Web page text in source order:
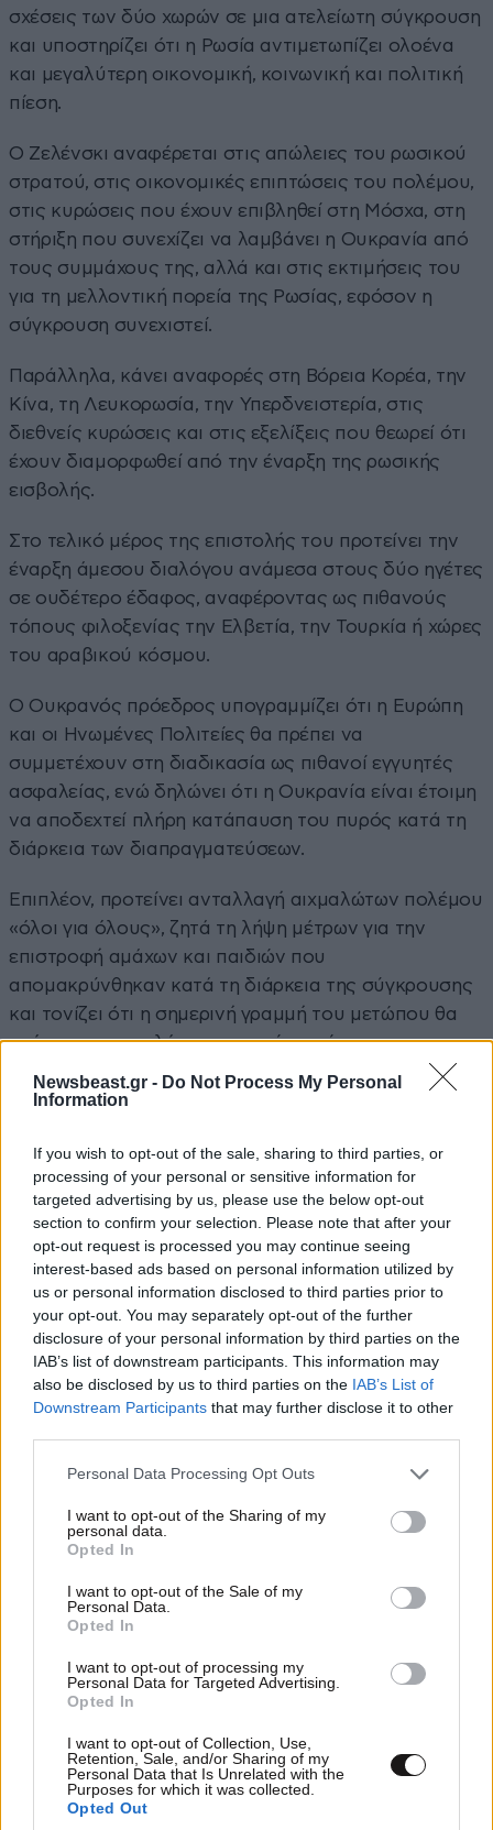
Newsbeast.gr - Do Not Process My Personal
Information
If you wish to opt-out of the sale, sharing to third parties, or
processing of your personal or sensitive information for
targeted advertising by us, please use the below opt-out
section to confirm your selection. Please note that after your
opt-out request is processed you may continue seeing
interest-based ads based on personal information utilized by
us or personal information disclosed to third parties prior to
your opt-out. You may separately opt-out of the further
disclosure of your personal information by third parties on the
IAB’s list of downstream participants. This information may
also be disclosed by us to third parties on the IAB’s List of
Downstream Participants that may further disclose it to other
Please note that this website/app uses one or more Google
not limited to your visit or usage behaviour. You may click to
grant or deny consent to Google and its third-party tags to
use your data for below specified purposes in below Google
consent section.
Personal Data Processing Opt Outs
I want to opt-out of the Sharing of my
personal data.
Opted In
I want to opt-out of the Sale of my
Personal Data.
Opted In
I want to opt-out of processing my
Personal Data for Targeted Advertising.
Opted In
I want to opt-out of Collection, Use,
Retention, Sale, and/or Sharing of my
Personal Data that Is Unrelated with the
Purposes for which it was collected.
Opted Out
σχέσεις των δύο χωρών σε μια ατελείωτη σύγκρουση
και υποστηρίζει ότι η Ρωσία αντιμετωπίζει ολοένα
και μεγαλύτερη οικονομική, κοινωνική και πολιτική
πίεση.
Ο Ζελένσκι αναφέρεται στις απώλειες του ρωσικού
στρατού, στις οικονομικές επιπτώσεις του πολέμου,
στις κυρώσεις που έχουν επιβληθεί στη Μόσχα, στη
στήριξη που συνεχίζει να λαμβάνει η Ουκρανία από
τους συμμάχους της, αλλά και στις εκτιμήσεις του
για τη μελλοντική πορεία της Ρωσίας, εφόσον η
σύγκρουση συνεχιστεί.
Παράλληλα, κάνει αναφορές στη Βόρεια Κορέα, την
Κίνα, τη Λευκορωσία, την Υπερδνειστερία, στις
διεθνείς κυρώσεις και στις εξελίξεις που θεωρεί ότι
έχουν διαμορφωθεί από την έναρξη της ρωσικής
εισβολής.
Στο τελικό μέρος της επιστολής του προτείνει την
έναρξη άμεσου διαλόγου ανάμεσα στους δύο ηγέτες
σε ουδέτερο έδαφος, αναφέροντας ως πιθανούς
τόπους φιλοξενίας την Ελβετία, την Τουρκία ή χώρες
του αραβικού κόσμου.
Ο Ουκρανός πρόεδρος υπογραμμίζει ότι η Ευρώπη
και οι Ηνωμένες Πολιτείες θα πρέπει να
συμμετέχουν στη διαδικασία ως πιθανοί εγγυητές
ασφαλείας, ενώ δηλώνει ότι η Ουκρανία είναι έτοιμη
να αποδεχτεί πλήρη κατάπαυση του πυρός κατά τη
διάρκεια των διαπραγματεύσεων.
Επιπλέον, προτείνει ανταλλαγή αιχμαλώτων πολέμου
«όλοι για όλους», ζητά τη λήψη μέτρων για την
επιστροφή αμάχων και παιδιών που
απομακρύνθηκαν κατά τη διάρκεια της σύγκρουσης
και τονίζει ότι η σημερινή γραμμή του μετώπου θα
πρέπει να αποτελέσει το σημείο εκκίνησης για τη
διπλωματική διαδικασία.
υπάρξει απόφαση για τον τερματισμό του πολέμου,
η Ουκρανία θα συνεχίσει να μάχεται,
υποστηρίζοντας ότι η ίδια η ρωσική ιστορία δείχνει
πως, όταν η κοινωνία κουράζεται από μια
παρατεταμένη κατάσταση, ακολουθούν πολιτικές
αλλαγές.
Η επιστολή ολοκληρώνεται με τη φράση:
Αιώνια μνήμη σε όλους όσοι έχασαν τη ζωή τους
Ακολουθήστε
στο Viber και
μάθετε
πρώτοι
Διαβάστε σχετικά
Οι Ρώσοι συνεχίζουν το
Νεκροί από νέα πλήγματα σε
περιφέρειες